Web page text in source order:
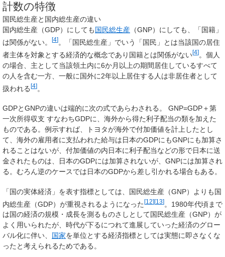
計数の特徴
国民総生産と国内総生産の違い
国内総生産（GDP）にしても国民総生産 （GNP）にしても、「国籍」
は関係がない。
[4] 。「国民総生産」でいう「国民」とは当該国の居住
者主体を対象とする経済的な概念であり国籍とは関係がない[4] 。個人
の場合、主として当該領土内に6か月以上の期間居住しているすべて
の人を含む一方、一般に国外に2年以上居住する人は非居住者として
扱われる[4]。
GDPとGNPの違いは端的に次の式であらわされる。 GNP=GDP＋第
一次所得収支 すなわちGDPに、海外から得た利子配当の類を加えた
ものである。例示すれば、トヨタが海外で付加価値を計上したとし
て、海外の雇用者に支払われた給与は日本のGDPにもGNPにも加算さ
れることはないが、付加価値の内日本に利子配当などの形で日本に送
金されたものは、日本のGDPには加算されないが、GNPには加算され
る。むろん逆のケースでは日本のGDPから差し引かれる場合もある。
「国の実体経済」を表す指標としては、国民総生産（GNP）よりも国
内総生産（GDP）が重視されるようになった[12][13]。1980年代頃まで
は国の経済の規模・成長を測るものさしとして国民総生産（GNP）が
よく用いられたが、時代が下るにつれて進展していった経済のグロー
バル化に伴い、 国家を単位とする経済指標としては実態に即さなくな
ったと考えられるためである。